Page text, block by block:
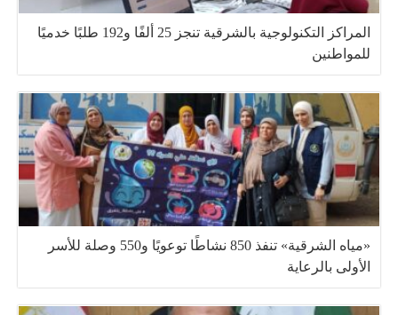
المراكز التكنولوجية بالشرقية تنجز 25 ألفًا و192 طلبًا خدميًا
للمواطنين
«مياه الشرقية» تنفذ 850 نشاطًا توعويًا و550 وصلة للأسر
الأولى بالرعاية